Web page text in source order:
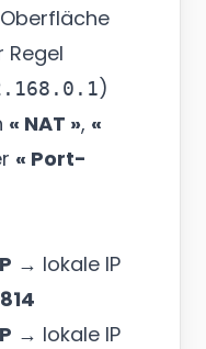
Regel
)
« NAT », «
« Port-
→ lokale IP
→ lokale IP